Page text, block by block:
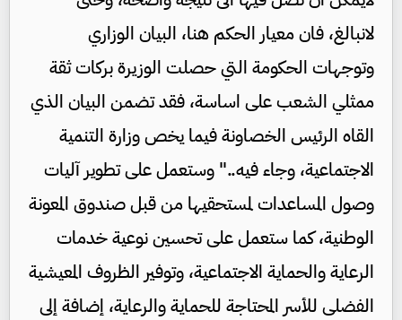
لانبالغ، فان معيار الحكم هنا، البيان الوزاري
وتوجهات الحكومة التي حصلت الوزيرة بركات ثقة
ممثلي الشعب على اساسة، فقد تضمن البيان الذي
القاه الرئيس الخصاونة فيما يخص وزارة التنمية
الاجتماعية، وجاء فيه.." وستعمل على تطوير آليات
وصول المساعدات لمستحقيها من قبل صندوق المعونة
الوطنية، كما ستعمل على تحسين نوعية خدمات
الرعاية والحماية الاجتماعية، وتوفير الظروف المعيشية
الفضلى للأسر المحتاجة للحماية والرعاية، إضافة إلى